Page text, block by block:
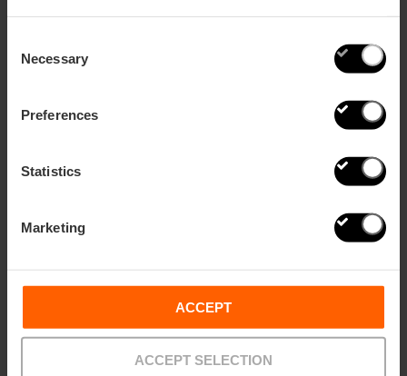
Selection
Necessary
Preferences
Statistics
Marketing
ACCEPT
ACCEPT SELECTION